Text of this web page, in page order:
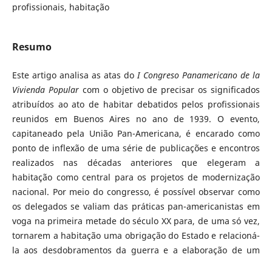
profissionais, habitação
Resumo
Este artigo analisa as atas doI Congreso Panamericano de la
Vivienda Popularcom o objetivo de precisar os significados
atribuídos ao ato de habitar debatidos pelos profissionais
reunidos em Buenos Aires no ano de 1939. O evento,
capitaneado pela União Pan-Americana, é encarado como
ponto de inflexão de uma série de publicações e encontros
realizados nas décadas anteriores que elegeram a
habitação como central para os projetos de modernização
nacional. Por meio do congresso, é possível observar como
os delegados se valiam das práticas pan-americanistas em
voga na primeira metade do século XX para, de uma só vez,
tornarem a habitação uma obrigação do Estado e relacioná-
la aos desdobramentos da guerra e a elaboração de um